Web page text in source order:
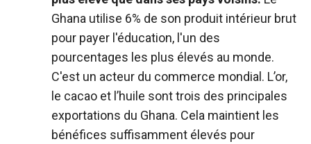
Ghana utilise 6% de son produit intérieur brut
pour payer l'éducation, l'un des
pourcentages les plus élevés au monde.
C'est un acteur du commerce mondial. L’or,
le cacao et l’huile sont trois des principales
exportations du Ghana. Cela maintient les
bénéfices suffisamment élevés pour